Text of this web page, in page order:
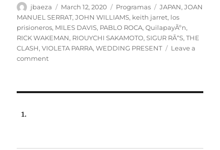
Author
jbaeza
Posted
on
March 12, 2020 Categories
Programas Tags
JAPAN,JOAN
MANUEL SERRAT,JOHN WILLIAMS, keith jarret, los
prisioneros, MILES DAVIS, PABLO ROCA,QuilapayÃºn,
RICK WAKEMAN, RIOUYCHI SAKAMOTO,SIGUR RÃ“S,THE
CLASH,VIOLETA PARRA,WEDDING PRESENT
Leave a
commenton